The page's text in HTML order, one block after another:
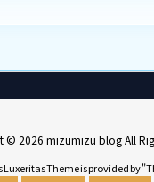
© 2026 mizumizu blogAll
Luxeritas Theme is provided by "